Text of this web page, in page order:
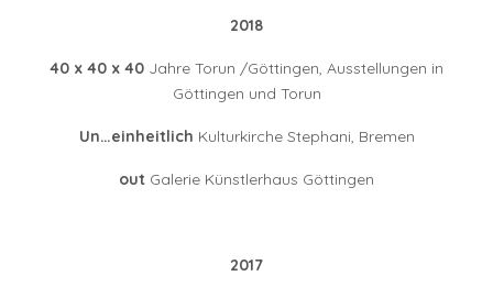
2018
40 x 40 x 40 Jahre Torun /Göttingen, Ausstellungen in
Göttingen und Torun
Un…einheitlich Kulturkirche Stephani, Bremen
out Galerie Künstlerhaus Göttingen
2017